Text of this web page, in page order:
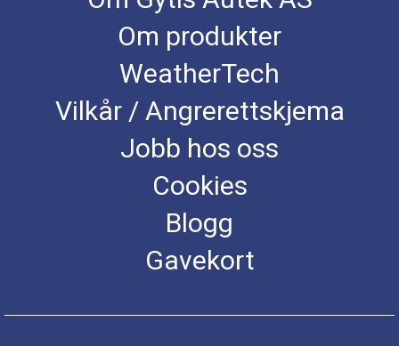
Om produkter
WeatherTech
Vilkår / Angrerettskjema
Jobb hos oss
Cookies
Blogg
Gavekort